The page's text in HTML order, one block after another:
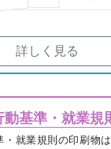
詳しく見る
基準・ 就業規
・就業規則の印刷物